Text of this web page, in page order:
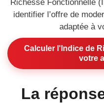
Richesse Fonctionnelle
identifier l’offre de
adaptée à
Calculer l'Indice de
votre
La